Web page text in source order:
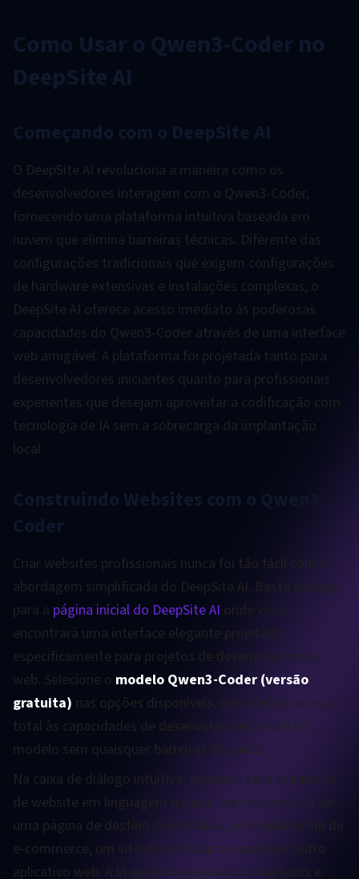
Como Usar o Qwen3-Coder no
DeepSite AI
Começando com o DeepSite AI
O DeepSite AI revoluciona a maneira como os
desenvolvedores interagem com o Qwen3-Coder,
fornecendo uma plataforma intuitiva baseada em
nuvem que elimina barreiras técnicas. Diferente das
configurações tradicionais que exigem configurações
de hardware extensivas e instalações complexas, o
DeepSite AI oferece acesso imediato às poderosas
capacidades do Qwen3-Coder através de uma interface
web amigável. A plataforma foi projetada tanto para
desenvolvedores iniciantes quanto para profissionais
experientes que desejam aproveitar a codificação com
tecnologia de IA sem a sobrecarga da implantação
local.
Construindo Websites com o Qwen3-
Coder
Criar websites profissionais nunca foi tão fácil com a
abordagem simplificada do DeepSite AI. Basta navegar
para a página inicial do DeepSite AI
encontrará uma interface elegante projetada
especificamente para projetos de desenvolvimento
web. Selecione o modelo Qwen3-Coder (versão
gratuita) nas opções disponíveis, que oferece acesso
total às capacidades de desenvolvimento web do
modelo sem quaisquer barreiras de custo.
Na caixa de diálogo intuitiva, descreva seus requisitos
de website em linguagem natural - se você precisa de
uma página de destino corporativa, uma plataforma de
e-commerce, um site de portfólio ou qualquer outro
aplicativo web. A IA entende requisitos complexos e